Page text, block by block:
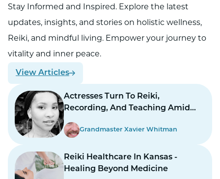
Stay Informed and Inspired. Explore the latest
updates, insights, and stories on holistic wellness,
Reiki, and mindful living. Empower your journey to
vitality and inner peace.
View Articles
Actresses Turn To Reiki,
Recording, And Teaching Amid
Grandmaster Xavier Whitman
Reiki Healthcare In Kansas -
Healing Beyond Medicine